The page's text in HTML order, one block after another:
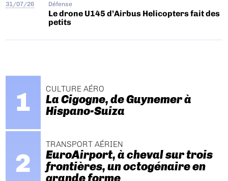
31/07/26 Défense
Le drone U145 d’Airbus Helicopters fait des
petits
CULTURE AÉRO
La Cigogne, de Guynemer à
Hispano-Suiza
TRANSPORT AÉRIEN
EuroAirport, à cheval sur trois
frontières, un octogénaire en
grande forme